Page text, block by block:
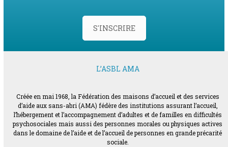
S'INSCRIRE
L’ASBL AMA
Créée en mai 1968, la Fédération des maisons d’accueil et des services
d’aide aux sans-abri (AMA) fédère des institutions assurant l’accueil,
l’hébergement et l’accompagnement d’adultes et de familles en difficultés
psychosociales mais aussi des personnes morales ou physiques actives
dans le domaine de l’aide et de l’accueil de personnes en grande précarité
sociale.